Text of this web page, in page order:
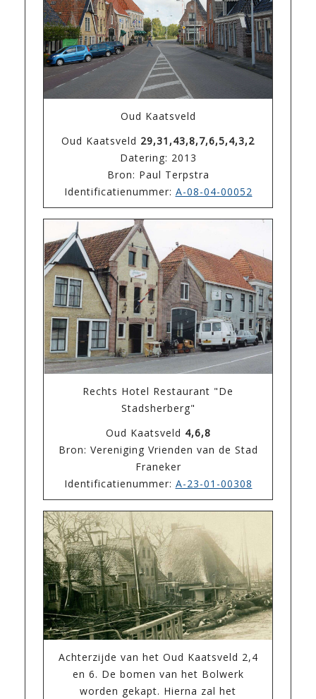
Oud Kaatsveld
Oud Kaatsveld 29,31,43,8,7,6,5,4,3,2
Datering: 2013
Bron: Paul Terpstra
Identificatienummer: A-08-04-00052
Rechts Hotel Restaurant "De
Stadsherberg"
Oud Kaatsveld 4,6,8
Bron: Vereniging Vrienden van de Stad
Franeker
Identificatienummer: A-23-01-00308
Achterzijde van het Oud Kaatsveld 2,4
en 6. De bomen van het Bolwerk
worden gekapt. Hierna zal het